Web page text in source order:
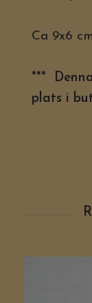
Ca 9x6 cm
***
plats i